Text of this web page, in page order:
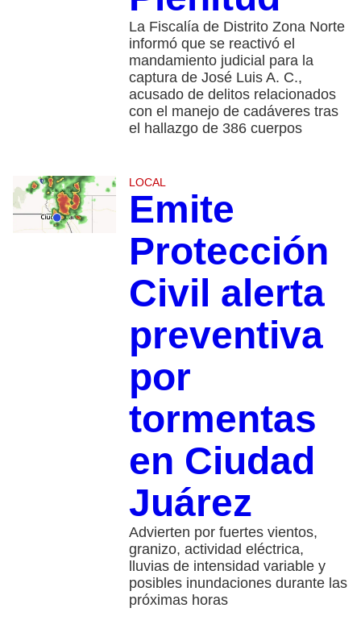
La Fiscalía de Distrito Zona Norte
informó que se reactivó el
mandamiento judicial para la
captura de José Luis A. C.,
acusado de delitos relacionados
con el manejo de cadáveres tras
el hallazgo de 386 cuerpos
LOCAL
Emite
Protección
Civil alerta
preventiva
por
tormentas
en Ciudad
Juárez
Advierten por fuertes vientos,
granizo, actividad eléctrica,
lluvias de intensidad variable y
posibles inundaciones durante las
próximas horas